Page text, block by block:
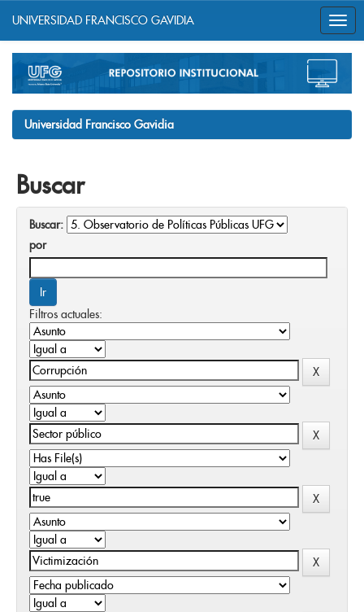
navigation
UNIVERSIDAD FRANCISCO GAVIDIA
Universidad Francisco Gavidia
Buscar
Buscar:
por
Filtros actuales: